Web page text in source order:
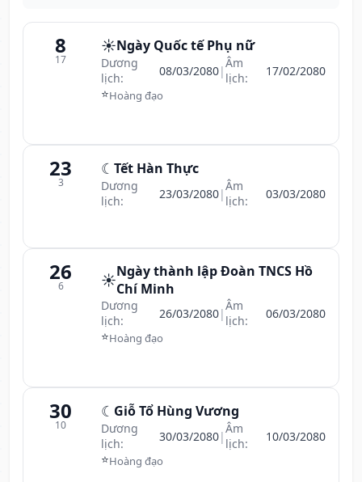
8
17
☀️Ngày Quốc tế Phụ nữ
Dương
lịch:
08/03/2080|Âm
lịch:
17/02/2080
⭐Hoàng đạo
23
3
☾ Tết Hàn Thực
Dương
lịch:
23/03/2080|Âm
lịch:
03/03/2080
26
6 ☀️Ngày thành lập Đoàn TNCS Hồ
Chí Minh
Dương
lịch:
26/03/2080|Âm
lịch:
06/03/2080
⭐Hoàng đạo
30
10
☾ Giỗ Tổ Hùng Vương
Dương
lịch:
30/03/2080|Âm
lịch:
10/03/2080
⭐Hoàng đạo